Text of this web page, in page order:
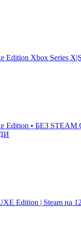
Edition Xbox Series X|S
Edition • БЕЗ
Edition | Steam на